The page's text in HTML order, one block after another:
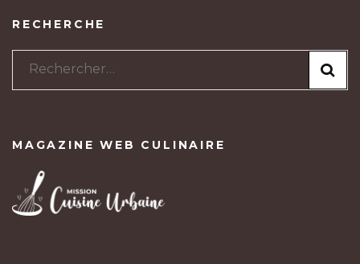
RECHERCHE
Rechercher :
MAGAZINE WEB CULINAIRE